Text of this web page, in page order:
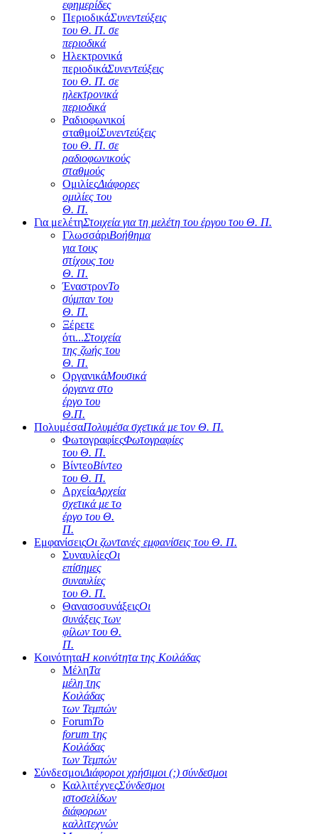
εφημερίδες
ΠεριοδικάΣυνεντεύξεις
του Θ. Π. σε
περιοδικά
Ηλεκτρονικά
περιοδικάΣυνεντεύξεις
του Θ. Π. σε
ηλεκτρονικά
περιοδικά
Ραδιοφωνικοί
σταθμοίΣυνεντεύξεις
του Θ. Π. σε
ραδιοφωνικούς
σταθμούς
ΟμιλίεςΔιάφορες
ομιλίες του
Θ. Π.
Για μελέτηΣτοιχεία για τη μελέτη του έργου του Θ. Π.
ΓλωσσάριΒοήθημα
για τους
στίχους του
Θ. Π.
ΈναστρονΤο
σύμπαν του
Θ. Π.
Ξέρετε
ότι...Στοιχεία
της ζωής του
Θ. Π.
ΟργανικάΜουσικά
όργανα στο
έργο του
Θ.Π.
ΠολυμέσαΠολυμέσα σχετικά με τον Θ. Π.
ΦωτογραφίεςΦωτογραφίες
του Θ. Π.
ΒίντεοΒίντεο
του Θ. Π.
ΑρχείαΑρχεία
σχετικά με το
έργο του Θ.
Π.
ΕμφανίσειςΟι ζωντανές εμφανίσεις του Θ. Π.
ΣυναυλίεςΟι
επίσημες
συναυλίες
του Θ. Π.
ΘανασοσυνάξειςΟι
συνάξεις των
φίλων του Θ.
Π.
ΚοινότηταΗ κοινότητα της Κοιλάδας
ΜέληΤα
μέλη της
Κοιλάδας
των Τεμπών
ForumΤο
forum της
Κοιλάδας
των Τεμπών
ΣύνδεσμοιΔιάφοροι χρήσιμοι (;) σύνδεσμοι
ΚαλλιτέχνεςΣύνδεσμοι
ιστοσελίδων
διάφορων
καλλιτεχνών